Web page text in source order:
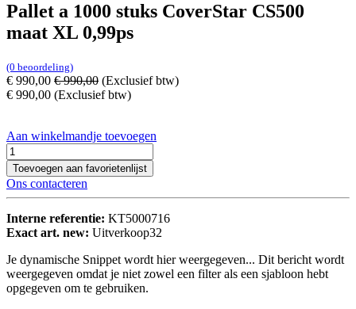
Pallet a 1000 stuks CoverStar CS500
maat XL 0,99ps
(0 beoordeling)
€ 990,00 €990,00 (Exclusief btw)
€ 990,00 (Exclusief btw)
Aan winkelmandje toevoegen
Toevoegen aan favorietenlijst
Ons contacteren
Interne referentie: KT5000716
Exact art. new: Uitverkoop32
Je dynamische Snippet wordt hier weergegeven... Dit bericht wordt
weergegeven omdat je niet zowel een filter als een sjabloon hebt
opgegeven om te gebruiken.